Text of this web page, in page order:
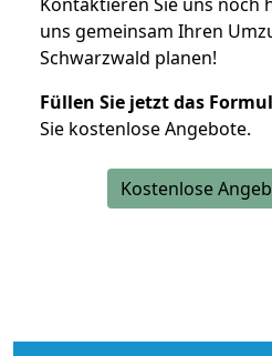
uns gemeinsam Ihren
Schwarzwald planen!
Füllen Sie jetzt das
Sie kostenlose Angebote.
Kostenlose